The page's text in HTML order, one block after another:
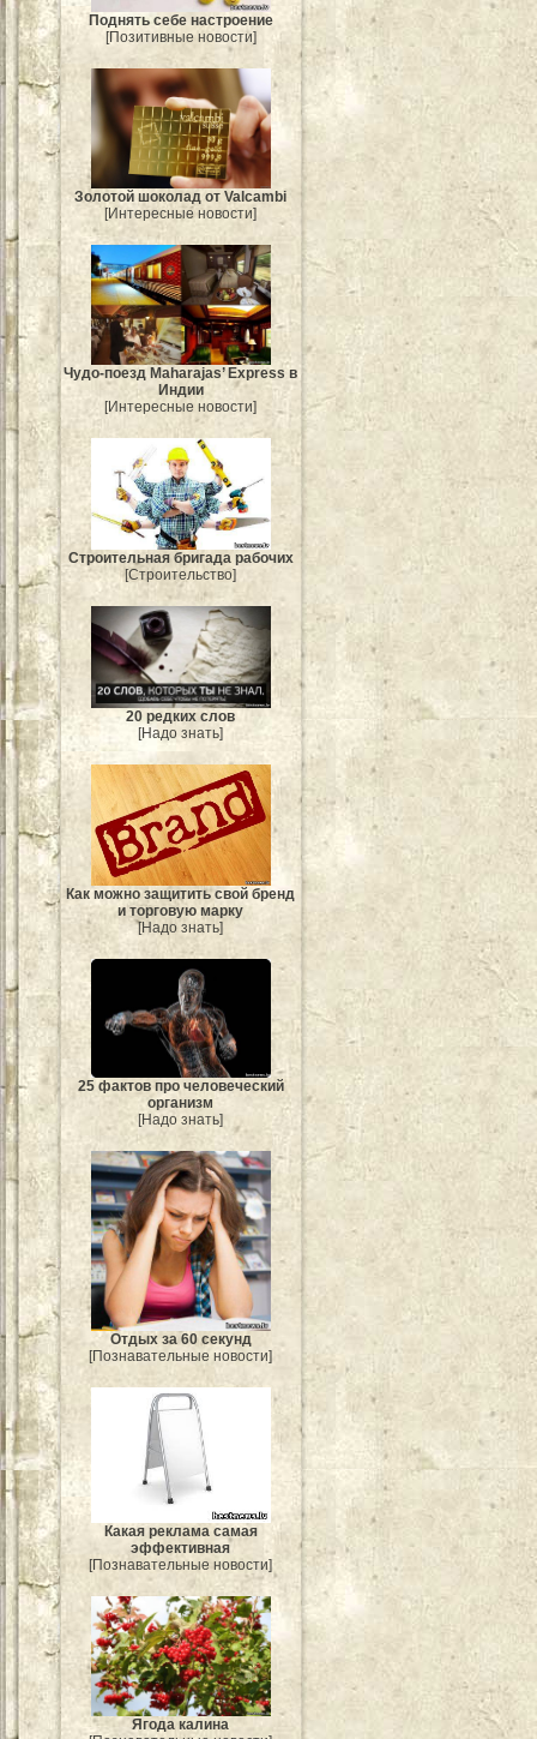
Поднять себе настроение
[Позитивные новости]
Золотой шоколад от Valcambi
[Интересные новости]
Чудо-поезд Maharajas’ Express в
Индии
[Интересные новости]
Строительная бригада рабочих
[Строительство]
20 редких слов
[Надо знать]
Как можно защитить свой бренд
и торговую марку
[Надо знать]
25 фактов про человеческий
организм
[Надо знать]
Отдых за 60 секунд
[Познавательные новости]
Какая реклама самая
эффективная
[Познавательные новости]
Ягода калина